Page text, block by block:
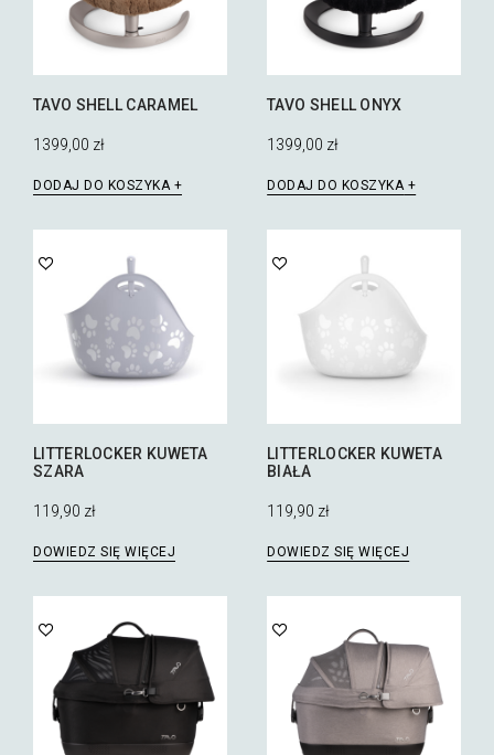
TAVO SHELL CARAMEL
1399,00 zł
DODAJ DO KOSZYKA
TAVO SHELL ONYX
1399,00 zł
DODAJ DO KOSZYKA
LITTERLOCKER KUWETA
SZARA
119,90 zł
DOWIEDZ SIĘ WIĘCEJ
LITTERLOCKER KUWETA
BIAŁA
119,90 zł
DOWIEDZ SIĘ WIĘCEJ